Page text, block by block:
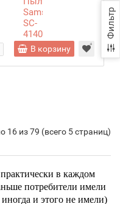
Фильтр
Samsung
SC-
4140
BlueВ корзину
16 из 79 (всего 5 страниц)
практически в каждом
потребители имели
и этого не имели)